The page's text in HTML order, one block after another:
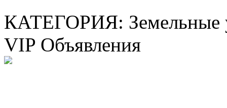
КАТЕГОРИЯ: Земельные
VIP Объявления